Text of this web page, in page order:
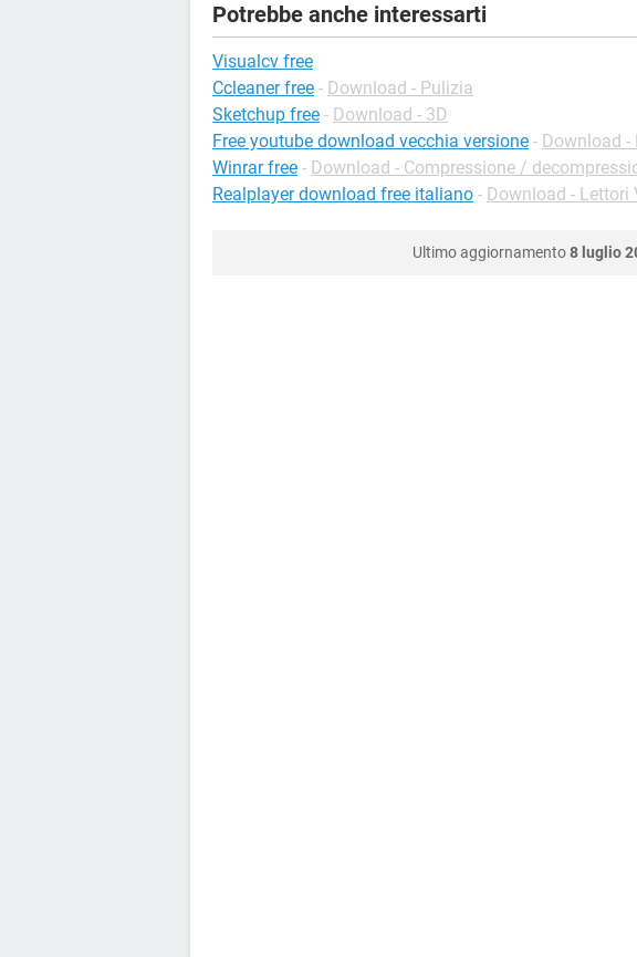
Potrebbe anche interessarti
Visualcv free
Ccleaner free - Download - Pulizia
Sketchup free - Download - 3D
Free youtube download vecchia versione - Download -
Winrar free - Download - Compressione /
Realplayer download free italiano - Download - Lettori
Ultimo aggiornamento8 luglio